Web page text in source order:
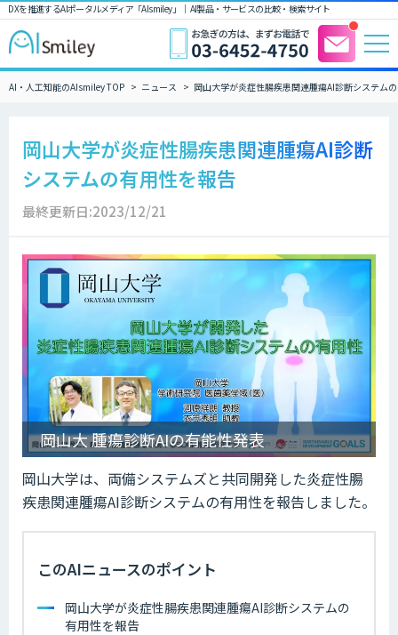
DXを推進するAIポータルメディア「AIsmiley」｜ AI製品・サービスの比較・検索サイト
AI・人工知能のAIsmiley TOP ニュース 岡山大学が炎症性腸疾患関連腫瘍AI診断システム
岡山大学が炎症性腸疾患関連腫瘍AI診断
システムの有用性を報告
最終更新日:2023/12/21
岡山大 腫瘍診断AIの有能性発表
岡山大学は、両備システムズと共同開発した炎症性腸
疾患関連腫瘍AI診断システムの有用性を報告しました。
このAIニュースのポイント
岡山大学が炎症性腸疾患関連腫瘍AI診断システムの
有用性を報告